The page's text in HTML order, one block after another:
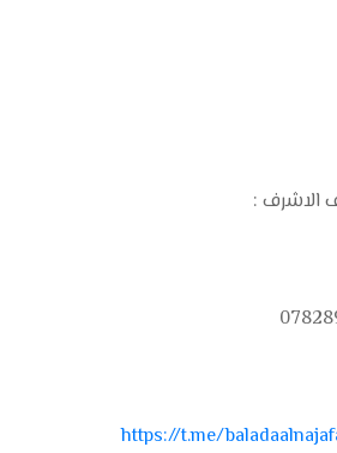
الاشرف :
https://t.me/